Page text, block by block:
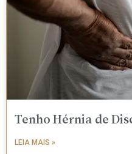
Tenho Hérnia de
LEIA MAIS »